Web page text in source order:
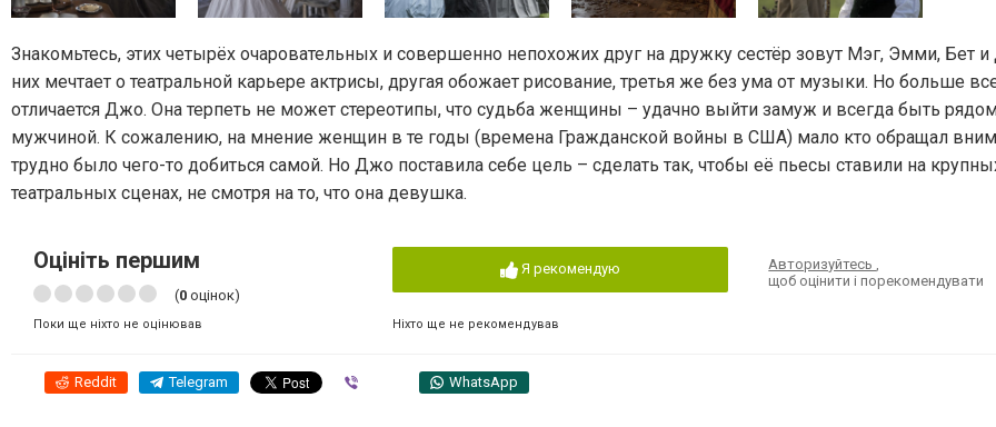
Знакомьтесь, этих четырёх очаровательных и совершенно непохожих друг на дружку сестёр зовут Мэг, Эмми, Бет
них мечтает о театральной карьере актрисы, другая обожает рисование, третья же без ума от музыки. Но больше
отличается Джо. Она терпеть не может стереотипы, что судьба женщины – удачно выйти замуж и всегда быть
мужчиной. К сожалению, на мнение женщин в те годы (времена Гражданской войны в США) мало кто обращал
трудно было чего-то добиться самой. Но Джо поставила себе цель – сделать так, чтобы её пьесы ставили на
театральных сценах, не смотря на то, что она девушка.
Оцініть першим
(0 оцінок)
Поки ще ніхто не оцінював
Я рекомендую
Ніхто ще не рекомендував
Авторизуйтесь,
щоб оцінити і порекомендувати
Reddit Telegram WhatsApp